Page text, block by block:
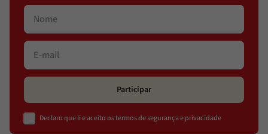
Participar
Declaro que li e aceito os termos de segurança e privacidade